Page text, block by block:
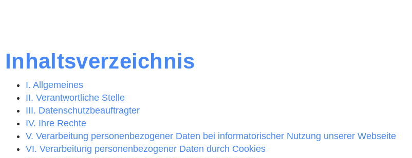
Inhaltsverzeichnis
I. Allgemeines
II. Verantwortliche Stelle
III. Datenschutzbeauftragter
IV. Ihre Rechte
V. Verarbeitung personenbezogener Daten bei informatorischer Nutzung unserer Webseite
VI. Verarbeitung personenbezogener Daten durch Cookies